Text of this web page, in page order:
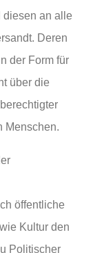
diesen an alle
Deren
der Form für
über die
Menschen.
öffentliche
Kultur den
Politischer